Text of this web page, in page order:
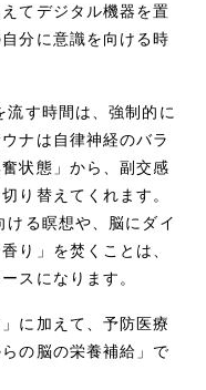
てデジタル機器を置
分に意識を向ける時
流す時間は、強制的に
ナは自律神経のバラ
状態」から、副交感
り替えてくれます。
ける瞑想や、脳にダイ
り」を焚くことは、
スになります。
に加えて、予防医療
の脳の栄養補給」で